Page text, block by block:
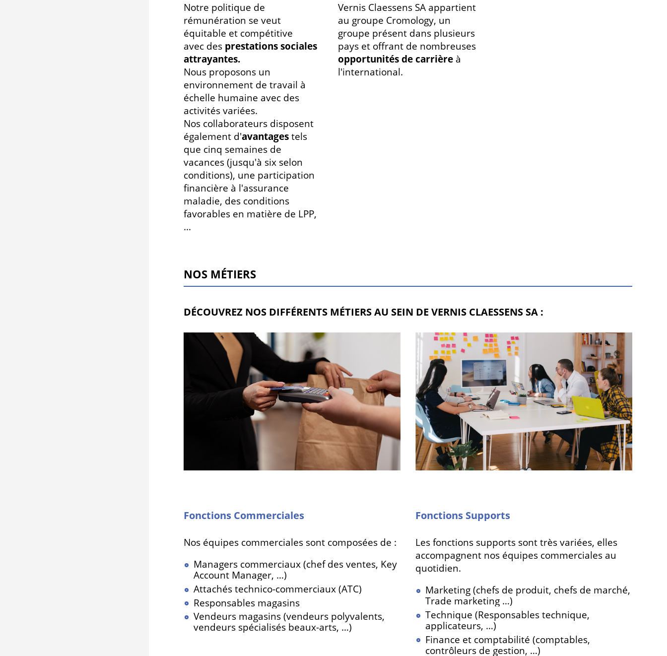
Notre politique de
rémunération se veut
équitable et compétitive
avec des prestations sociales
attrayantes.
Nous proposons un
environnement de travail à
échelle humaine avec des
activités variées.
Nos collaborateurs disposent
également d'avantagestels
que cinq semaines de
vacances (jusqu'à six selon
conditions), une participation
financière à l'assurance
maladie, des conditions
favorables en matière de LPP,
...
Vernis Claessens SA appartient
au groupe Cromology, un
groupe présent dans plusieurs
pays et offrant de nombreuses
opportunités de carrière à
l'international.
NOS MÉTIERS
DÉCOUVREZ NOS DIFFÉRENTS MÉTIERS AU SEIN DE VERNIS CLAESSENS SA :
Fonctions Commerciales
Nos équipes commerciales sont composées de :
Managers commerciaux (chef des ventes, Key
Account Manager, …)
Attachés technico-commerciaux (ATC)
Responsables magasins
Vendeurs magasins (vendeurs polyvalents,
vendeurs spécialisés beaux-arts, …)
Fonctions Supports
Les fonctions supports sont très variées, elles
accompagnent nos équipes commerciales au
quotidien.
Marketing (chefs de produit, chefs de marché,
Trade marketing …)
Technique (Responsables technique,
applicateurs, …)
Finance et comptabilité (comptables,
contrôleurs de gestion, …)